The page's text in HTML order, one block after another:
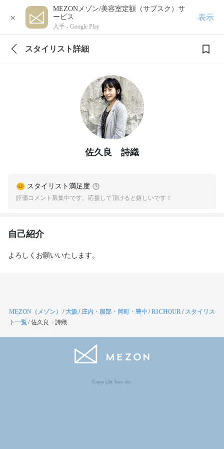
×
MEZONメゾン/美容室定額（サブスク）サ
ービス
入手 - Google Play
表示
スタイリスト詳細
佐久良 詩織
スタイリスト満足度
評価コメント募集中です。応援して頂けると嬉しいです！
自己紹介
よろしくお願いいたします。
MEZON（メゾン） /大阪 /庄内・服部・岡町・豊中 /RICHOUR/ スタイリス
ト一覧/佐久良 詩織
Copyright Jocy inc.